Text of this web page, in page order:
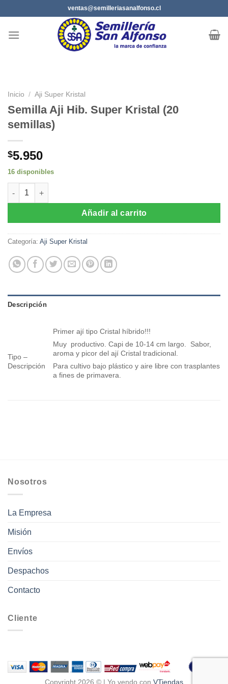
al
contenido
ventas@semilleriasanalfonso.cl
Inicio / Aji Super Kristal
Semilla Aji Hib. Super Kristal (20
semillas)
$5.950
16 disponibles
Semilla Aji Hib. Super Kristal (20 semillas) cantidad
Añadir al carrito
Categoría: Aji Super Kristal
Descripción
Tipo –
Descripción
Primer ají tipo Cristal híbrido!!!
Muy productivo. Capi de 10-14 cm largo. Sabor,
aroma y picor del ají Cristal tradicional.
Para cultivo bajo plástico y aire libre con trasplantes
a fines de primavera.
Nosotros
La Empresa
Misión
Envíos
Despachos
Contacto
Cliente
Copyright 2026 © | Yo vendo con VTiendas